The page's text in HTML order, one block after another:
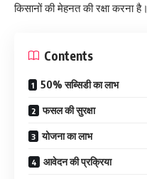
किसानों की मेहनत की रक्षा करना है।
Contents
50% सब्सिडी का लाभ
फसल की सुरक्षा
योजना का लाभ
आवेदन की प्रक्रिया